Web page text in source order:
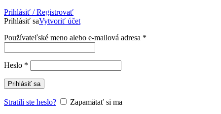
Prihlásiť / Registrovať
Prihlásiť saVytvoriť účet
Používateľské meno alebo e-mailová adresa *
Heslo *
Prihlásiť sa
Stratili ste heslo?
Zapamätať si ma